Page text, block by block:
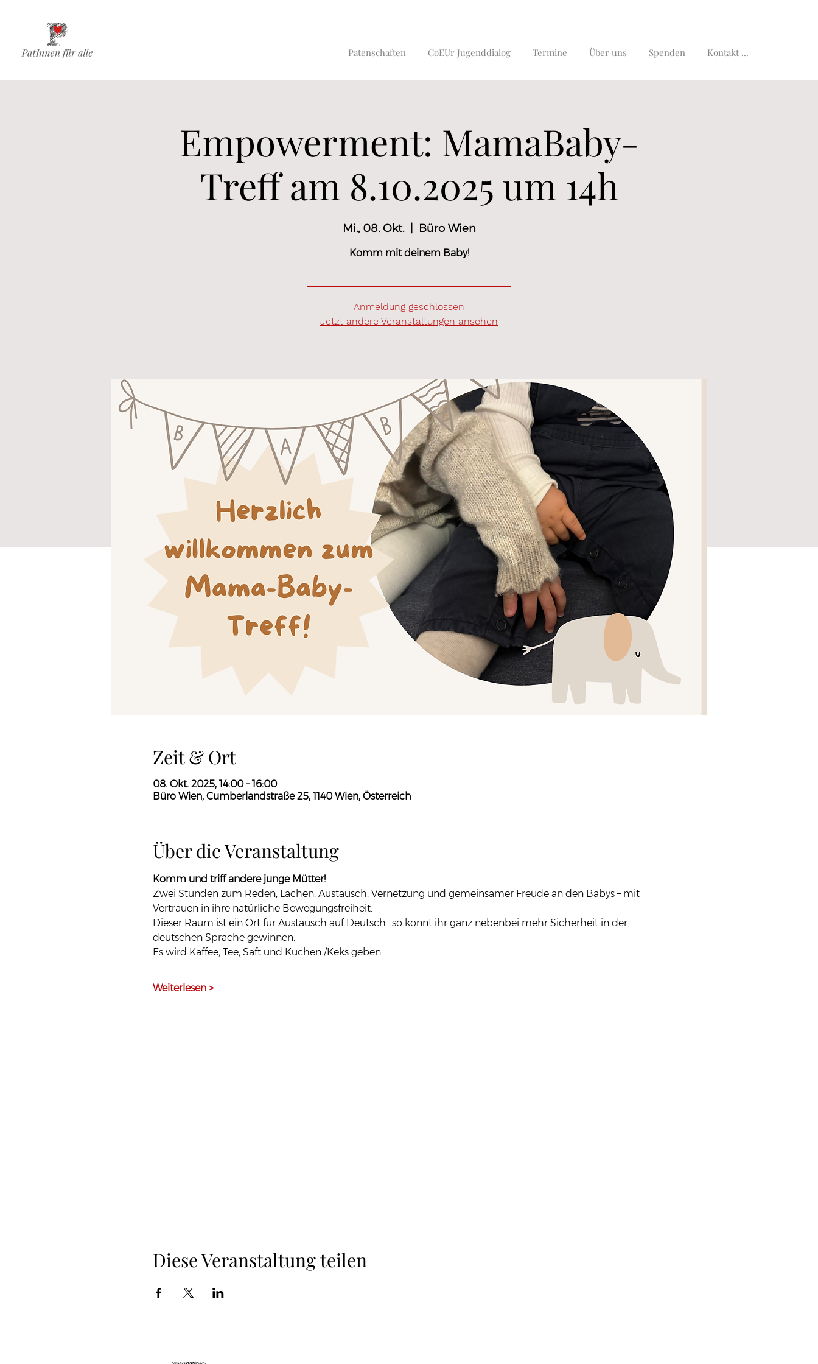
Patenschaften CoEUr Jugenddialog Termine Über uns Spenden Kontakt ...
Empowerment: MamaBaby-
Treff am 8.10.2025 um 14h
Mi., 08. Okt.
  |
Büro Wien
Komm mit deinem Baby!
Anmeldung geschlossen
Jetzt andere Veranstaltungen ansehen
Zeit & Ort
08. Okt. 2025, 14:00 – 16:00
Büro Wien, Cumberlandstraße 25, 1140 Wien, Österreich
Über die Veranstaltung
Komm und triff andere junge Mütter!
Zwei Stunden zum Reden, Lachen, Austausch, Vernetzung und gemeinsamer Freude an den Babys – mit
Vertrauen in ihre natürliche Bewegungsfreiheit.
Dieser Raum ist ein Ort für Austausch auf Deutsch– so könnt ihr ganz nebenbei mehr Sicherheit in der
deutschen Sprache gewinnen.
Es wird Kaffee, Tee, Saft und Kuchen /Keks geben.
Weiterlesen >
Diese Veranstaltung teilen